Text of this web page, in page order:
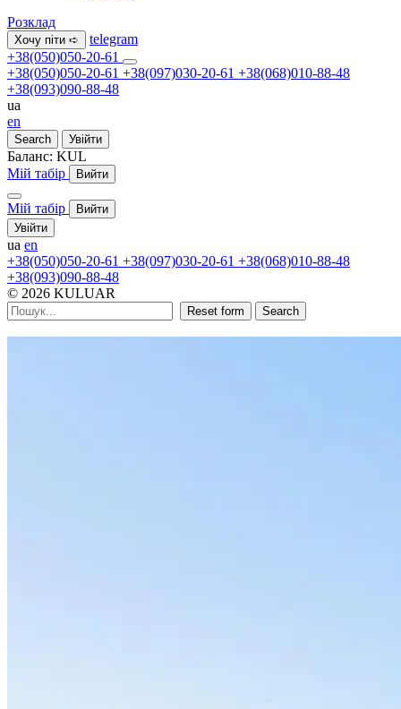
Розклад
Хочу піти ➪
telegram
+38(050)050-20-61
+38(050)050-20-61 +38(097)030-20-61 +38(068)010-88-48
+38(093)090-88-48
ua
en
Search Увійти
Баланс: KUL
Мій табір
Вийти
Мій табір
Вийти
Увійти
ua en
+38(050)050-20-61 +38(097)030-20-61 +38(068)010-88-48
+38(093)090-88-48
© 2026 KULUAR
Reset form Search